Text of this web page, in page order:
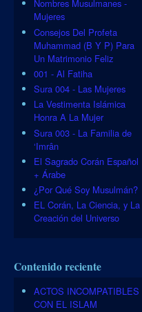
Nombres Musulmanes -
Mujeres
Consejos Del Profeta
Muhammad (B Y P) Para
Un Matrimonio Feliz
001 - Al Fatiha
Sura 004 - Las Mujeres
La Vestimenta Islámica
Honra A La Mujer
Sura 003 - La Familia de
‘Imrân
El Sagrado Corán Español
+ Árabe
¿Por Qué Soy Musulmán?
EL Corán, La Ciencia, y La
Creación del Universo
Contenido reciente
ACTOS INCOMPATIBLES
CON EL ISLAM